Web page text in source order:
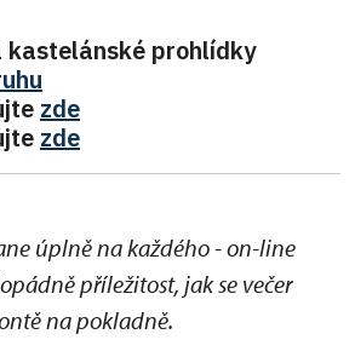
prohlídky
zde
zde
úplně na každého - on-line
příležitost, jak se večer
na pokladně.